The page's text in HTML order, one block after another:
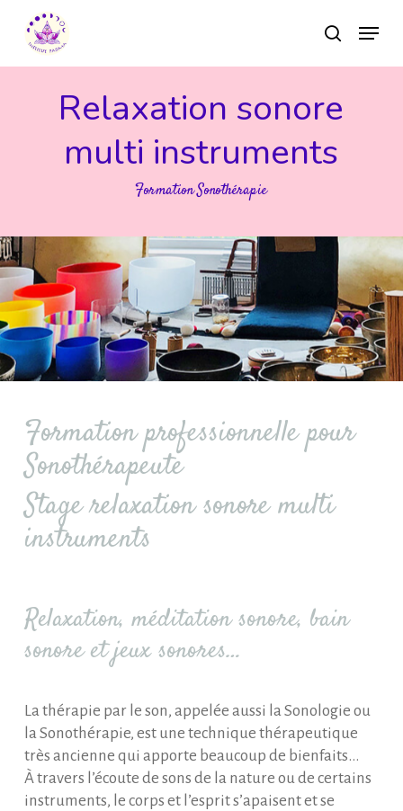
main
search
Menu
Relaxation sonore
multi instruments
Formation Sonothérapie
Formation professionnelle pour
Sonothérapeute
Stage relaxation sonore multi
instruments
Relaxation, méditation sonore, bain
sonore et jeux sonores…
La thérapie par le son, appelée aussi la Sonologie ou
la Sonothérapie, est une technique thérapeutique
très ancienne qui apporte beaucoup de bienfaits…
À travers l’écoute de sons de la nature ou de certains
instruments, le corps et l’esprit s’apaisent et se